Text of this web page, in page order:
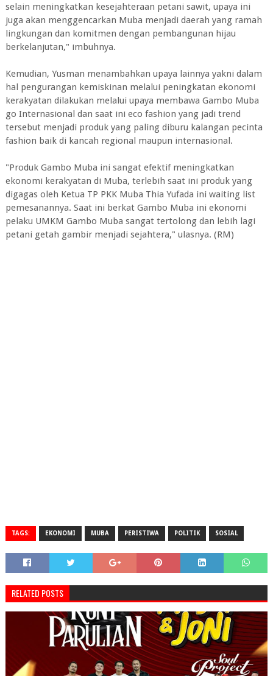
selain meningkatkan kesejahteraan petani sawit, upaya ini
juga akan menggencarkan Muba menjadi daerah yang ramah
lingkungan dan komitmen dengan pembangunan hijau
berkelanjutan," imbuhnya.
Kemudian, Yusman menambahkan upaya lainnya yakni dalam
hal pengurangan kemiskinan melalui peningkatan ekonomi
kerakyatan dilakukan melalui upaya membawa Gambo Muba
go Internasional dan saat ini eco fashion yang jadi trend
tersebut menjadi produk yang paling diburu kalangan pecinta
fashion baik di kancah regional maupun internasional.
"Produk Gambo Muba ini sangat efektif meningkatkan
ekonomi kerakyatan di Muba, terlebih saat ini produk yang
digagas oleh Ketua TP PKK Muba Thia Yufada ini waiting list
pemesanannya. Saat ini berkat Gambo Muba ini ekonomi
pelaku UMKM Gambo Muba sangat tertolong dan lebih lagi
petani getah gambir menjadi sejahtera," ulasnya. (RM)
TAGS: EKONOMI MUBA PERISTIWA POLITIK SOSIAL
RELATED POSTS